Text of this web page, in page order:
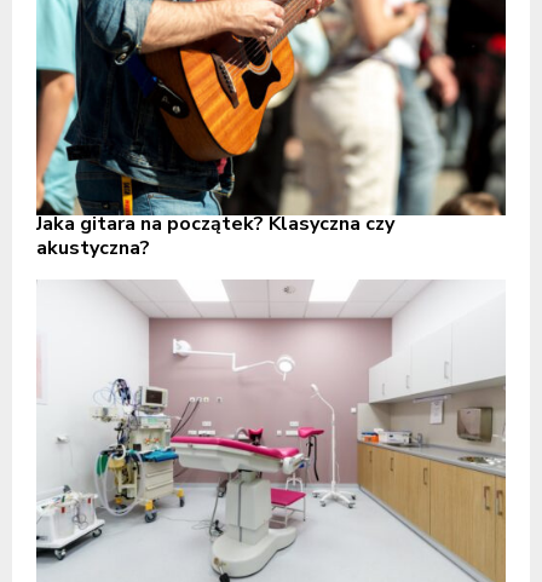
Jaka gitara na początek? Klasyczna czy
akustyczna?